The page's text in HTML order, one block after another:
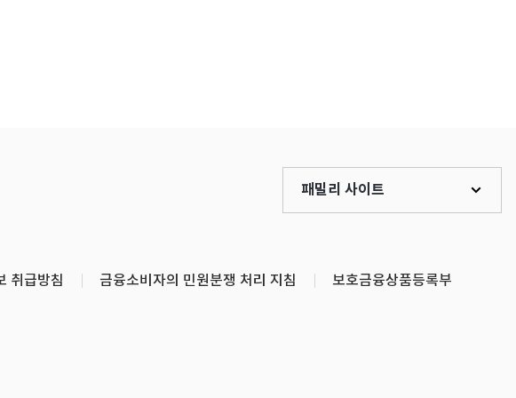
취급방침 금융소비자의 민원분쟁 처리 지침 보호금융상품등록부
패밀리 사이트